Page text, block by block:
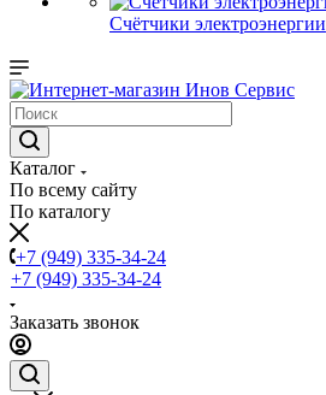
Счётчики электроэнергии
Каталог
По всему сайту
По каталогу
+7 (949) 335-34-24
+7 (949) 335-34-24
Заказать звонок